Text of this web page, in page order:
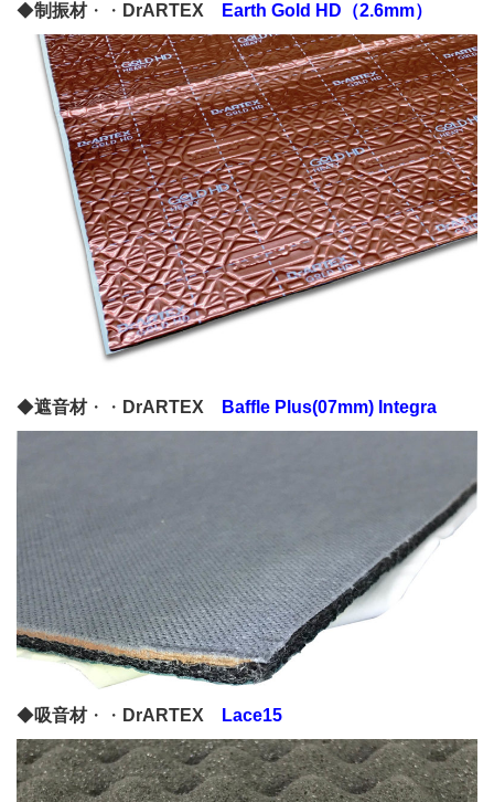
◆制振材・・ DrARTEX Earth Gold HD（2.6mm）
◆遮音材・・ DrARTEX Baffle Plus(07mm) Integra
◆吸音材・・ DrARTEX Lace15